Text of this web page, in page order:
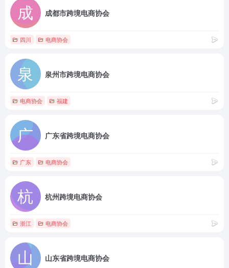
成都市跨境电商协会
四川 电商协会
泉州市跨境电商协会
电商协会 福建
广东省跨境电商协会
广东 电商协会
杭州跨境电商协会
浙江 电商协会
山东省跨境电商协会